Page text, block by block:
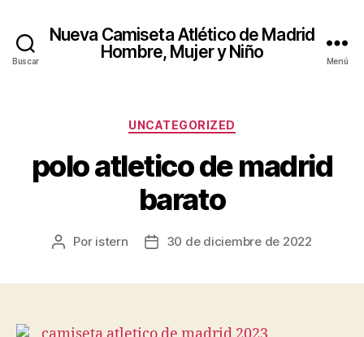
Buscar
Nueva Camiseta Atlético de Madrid
Hombre, Mujer y Niño
Menú
Categorías
UNCATEGORIZED
polo atletico de madrid
barato
Autor
Por istern
Fecha30 de diciembre de 2022